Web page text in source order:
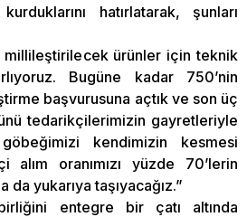
hatırlatarak, şunları
millileştirilecek ürünler için teknik
Bugüne kadar 750’nin
başvurusuna açtık ve son üç
tedarikçilerimizin gayretleriyle
kendimizin kesmesi
oranımızı yüzde 70’lerin
da yukarıya taşıyacağız.”
entegre bir çatı altında